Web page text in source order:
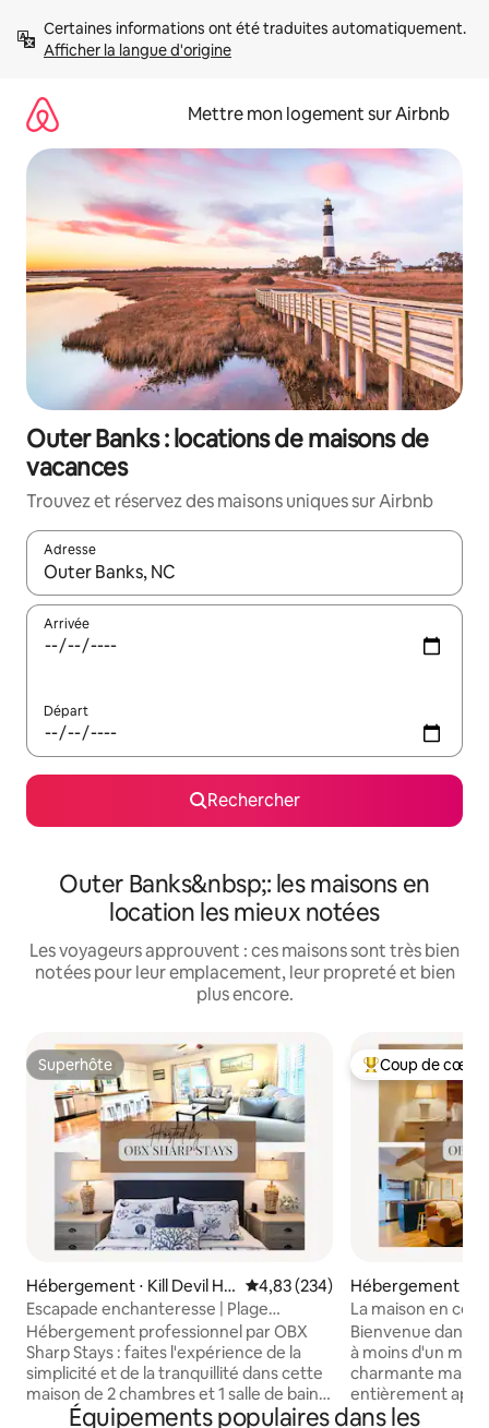
directement
Afficher la langue d'origine
Mettre mon logement sur Airbnb
Outer Banks : locations de maisons de
vacances
Trouvez et réservez des maisons uniques sur Airbnb
Adresse
Lorsque les résultats s'affichent, utilisez les flèches vers le
Arrivée
Départ
Rechercher
Outer Banks&nbsp;: les maisons en
location les mieux notées
Les voyageurs approuvent : ces maisons sont très bien
notées pour leur emplacement, leur propreté et bien
plus encore.
Superhôte
Superhôte
Hébergement ⋅ Kill Devil Hill
s
Évaluation moyenne sur la
4,83 (234)
Escapade enchanteresse | Plage
publique | Central | MP7
Hébergement professionnel par OBX
Sharp Stays : faites l'expérience de la
simplicité et de la tranquillité dans cette
maison de 2 chambres et 1 salle de bain
récemment rénovée. Entièrement
Coups de cœur
Coup de cœur
Hébergement ⋅
sLa maison en
Emplacement
Bienvenue dans
à moins d'un mile
charmante
entièrement
ce dont vous
Équipements populaires dans les